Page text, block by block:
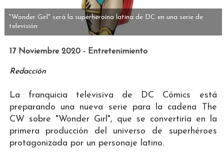
"Wonder Girl" será la superheroína latina de DC en una serie de
televisión
17 Noviembre 2020 - Entretenimiento
Redacción
La franquicia televisiva de DC Cómics está
preparando una nueva serie para la cadena The
CW sobre "Wonder Girl", que se convertiría en la
primera producción del universo de superhéroes
protagonizada por un personaje latino.